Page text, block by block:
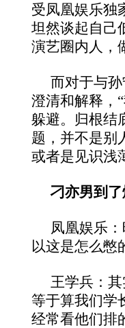
受凤凰娱乐独
坦然谈起自己
演艺圈内人，
而对于与
澄清和解释，
躲避。归根结
题，并不是别
或者是见识浅
刁亦男到
凤凰娱乐
以这是怎么憋
王学兵：
等于算我们学
经常看他们排